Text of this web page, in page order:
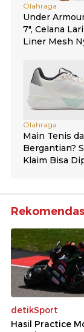
detikSport
Hasil Practice